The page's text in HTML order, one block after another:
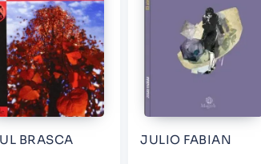
BRASCA JULIO FABIAN